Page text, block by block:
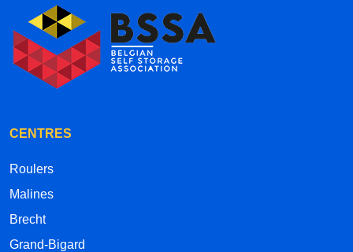
CENTRES
Roulers
Malines
Brecht
Grand-Bigard